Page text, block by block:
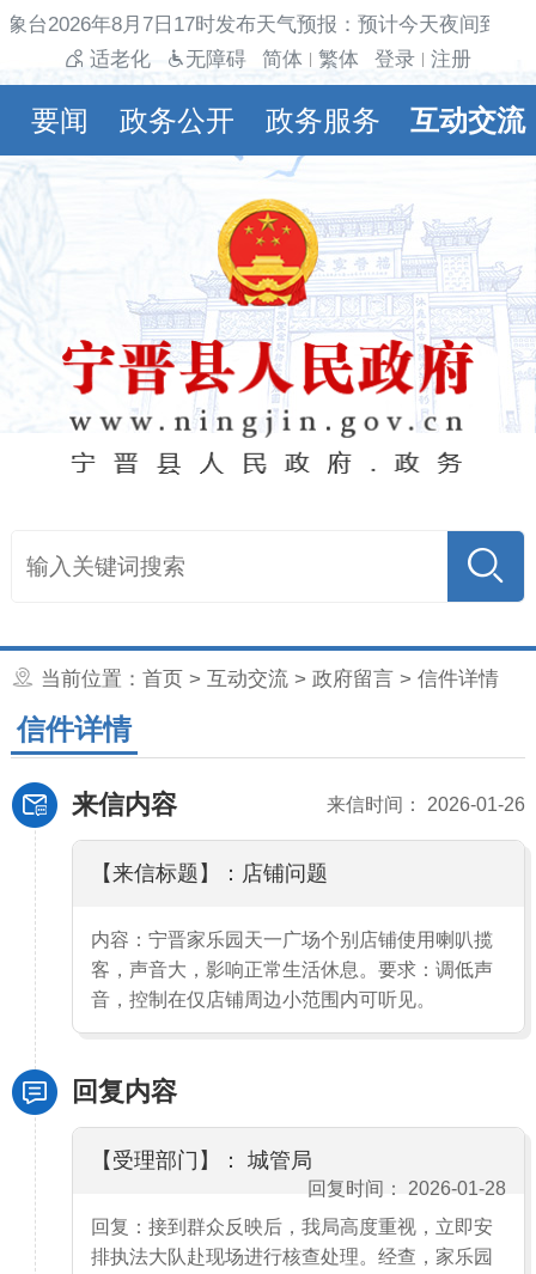
台2026年8月7日17时发布天气预报：预计今天夜间到
适老化
无障碍 简体 繁体 登录 注册
要闻 政务公开 政务服务 互动交流
当前位置： 首页 > 互动交流> 政府留言> 信件详情
信件详情
来信内容 来信时间： 2026-01-26
【来信标题】：店铺问题
内容：宁晋家乐园天一广场个别店铺使用喇叭揽
客，声音大，影响正常生活休息。要求：调低声
音，控制在仅店铺周边小范围内可听见。
回复内容
【受理部门】： 城管局
回复时间： 2026-01-28
回复：接到群众反映后，我局高度重视，立即安
排执法大队赴现场进行核查处理。经查，家乐园